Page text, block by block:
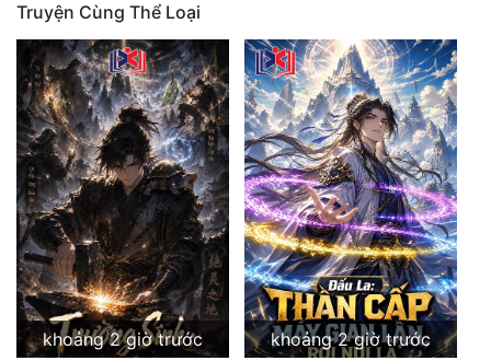
Truyện Cùng Thể Loại
khoảng 2 giờ trước
khoảng 2 giờ trước